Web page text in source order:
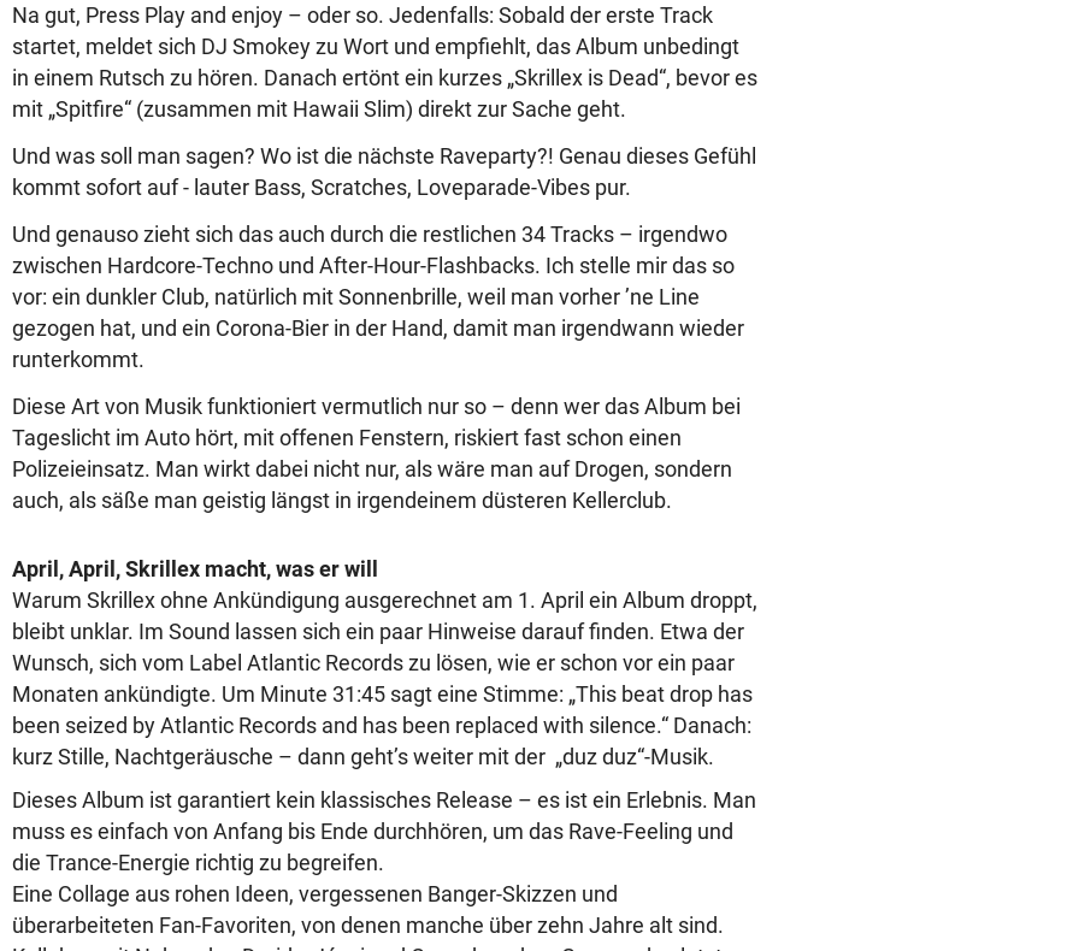
Na gut, Press Play and enjoy – oder so. Jedenfalls: Sobald der erste Track
startet, meldet sich DJ Smokey zu Wort und empfiehlt, das Album unbedingt
in einem Rutsch zu hören. Danach ertönt ein kurzes „Skrillex is Dead“, bevor es
mit „Spitfire“ (zusammen mit Hawaii Slim) direkt zur Sache geht.
Und was soll man sagen? Wo ist die nächste Raveparty?! Genau dieses Gefühl
kommt sofort auf - lauter Bass, Scratches, Loveparade-Vibes pur.
Und genauso zieht sich das auch durch die restlichen 34 Tracks – irgendwo
zwischen Hardcore-Techno und After-Hour-Flashbacks. Ich stelle mir das so
vor: ein dunkler Club, natürlich mit Sonnenbrille, weil man vorher ’ne Line
gezogen hat, und ein Corona-Bier in der Hand, damit man irgendwann wieder
runterkommt.
Diese Art von Musik funktioniert vermutlich nur so – denn wer das Album bei
Tageslicht im Auto hört, mit offenen Fenstern, riskiert fast schon einen
Polizeieinsatz. Man wirkt dabei nicht nur, als wäre man auf Drogen, sondern
auch, als säße man geistig längst in irgendeinem düsteren Kellerclub.
April, April, Skrillex macht, was er will
Warum Skrillex ohne Ankündigung ausgerechnet am 1. April ein Album droppt,
bleibt unklar. Im Sound lassen sich ein paar Hinweise darauf finden. Etwa der
Wunsch, sich vom Label Atlantic Records zu lösen, wie er schon vor ein paar
Monaten ankündigte. Um Minute 31:45 sagt eine Stimme: „This beat drop has
been seized by Atlantic Records and has been replaced with silence.“ Danach:
kurz Stille, Nachtgeräusche – dann geht’s weiter mit der „duz duz“-Musik.
Dieses Album ist garantiert kein klassisches Release – es ist ein Erlebnis. Man
muss es einfach von Anfang bis Ende durchhören, um das Rave-Feeling und
die Trance-Energie richtig zu begreifen.
Eine Collage aus rohen Ideen, vergessenen Banger-Skizzen und
überarbeiteten Fan-Favoriten, von denen manche über zehn Jahre alt sind.